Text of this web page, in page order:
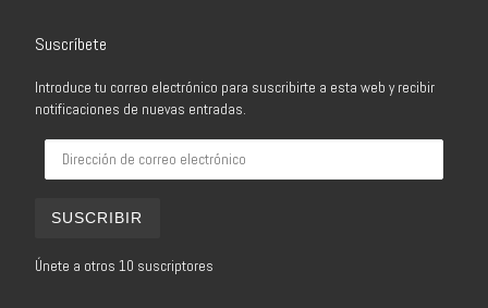
Suscríbete
Introduce tu correo electrónico para suscribirte a esta web y recibir
notificaciones de nuevas entradas.
SUSCRIBIR
Únete a otros 10 suscriptores